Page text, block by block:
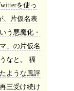
を使っ
、片仮名表
う悪魔化・
」の片仮名
なと。 福
ような風評
三受け続け